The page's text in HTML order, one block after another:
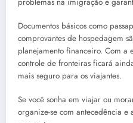
Documentos básicos como
comprovantes de hospedagem
planejamento financeiro. Com a
controle de fronteiras ficará
mais seguro para os viajantes.
Se você sonha em viajar ou
organize-se com antecedência